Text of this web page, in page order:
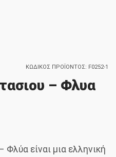
ΚΩΔΙΚΌΣ ΠΡΟΪΌΝΤΟΣ: F0252-1
– Φλυα
είναι μια ελληνική